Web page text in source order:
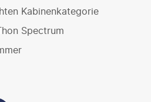
Kabinenkategorie
Spectrum